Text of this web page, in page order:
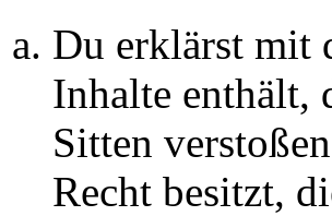
Du erklärst mit
Inhalte enthält,
Sitten
Recht besitzt,